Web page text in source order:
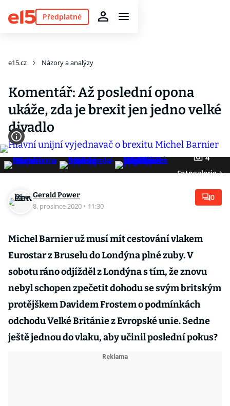
Předplatné
e15.cz Názory a analýzy
Komentář: Až poslední opona
ukáže, zda je brexit jen jedno velké
divadlo
4
Fotogalerie
Gerald Power
8. prosince 2020 · 11:30
0
Michel Barnier už musí mít cestování vlakem
Eurostar z Bruselu do Londýna plné zuby. V
sobotu ráno odjížděl z Londýna s tím, že znovu
nebyl schopen zpečetit dohodu se svým britským
protějškem Davidem Frostem o podmínkách
odchodu Velké Británie z Evropské unie. Sedne
ještě jednou do vlaku, aby učinil poslední pokus?